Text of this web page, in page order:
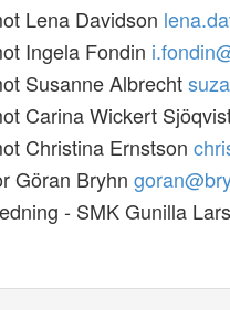
Lena Davidson
Ingela Fondin
Susanne Albrecht
Carina Wickert
Christina Ernstson
Göran Bryhn
- SMK Gunilla